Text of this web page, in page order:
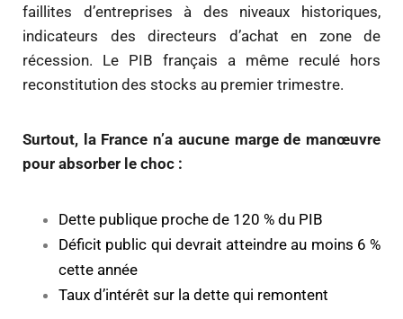
faillites d’entreprises à des niveaux historiques,
indicateurs des directeurs d’achat en zone de
récession. Le PIB français a même reculé hors
reconstitution des stocks au premier trimestre.
Surtout, la France n’a aucune marge de manœuvre
pour absorber le choc :
Dette publique proche de 120 % du PIB
Déficit public qui devrait atteindre au moins 6 %
cette année
Taux d’intérêt sur la dette qui remontent